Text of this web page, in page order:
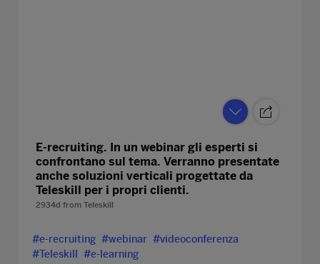
E-recruiting. In un webinar gli esperti si
confrontano sul tema. Verranno presentate
anche soluzioni verticali progettate da
Teleskill per i propri clienti.
2934d from Teleskill
#e-recruiting #webinar #videoconferenza
#Teleskill #e-learning